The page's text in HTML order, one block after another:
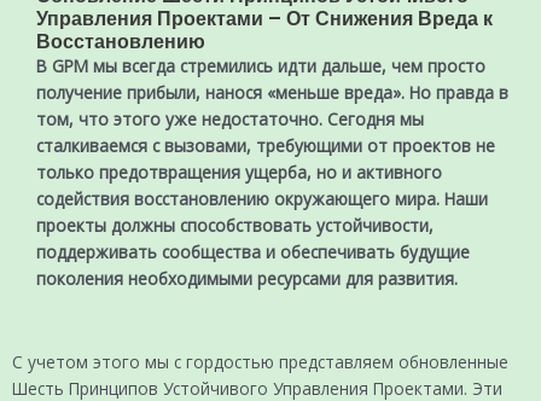
Управления Проектами – От Снижения Вреда к
Восстановлению
В GPM мы всегда стремились идти дальше, чем просто
получение прибыли, нанося «меньше вреда». Но правда в
том, что этого уже недостаточно. Сегодня мы
сталкиваемся с вызовами, требующими от проектов не
только предотвращения ущерба, но и активного
содействия восстановлению окружающего мира. Наши
проекты должны способствовать устойчивости,
поддерживать сообщества и обеспечивать будущие
поколения необходимыми ресурсами для развития.
С учетом этого мы с гордостью представляем обновленные
Шесть Принципов Устойчивого Управления Проектами. Эти